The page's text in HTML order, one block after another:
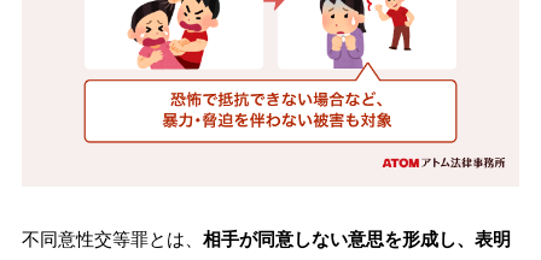
不同意性交等罪とは、 相手が同意しない意思を形成し、表明